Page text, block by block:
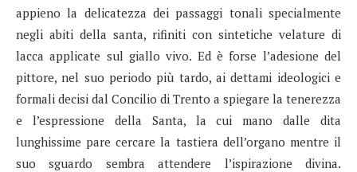
appieno la delicatezza dei passaggi tonali specialmente
negli abiti della santa, rifiniti con sintetiche velature di
lacca applicate sul giallo vivo. Ed è forse l’adesione del
pittore, nel suo periodo più tardo, ai dettami ideologici e
formali decisi dal Concilio di Trento a spiegare la tenerezza
e l’espressione della Santa, la cui mano dalle dita
lunghissime pare cercare la tastiera dell’organo mentre il
suo sguardo sembra attendere l’ispirazione divina.